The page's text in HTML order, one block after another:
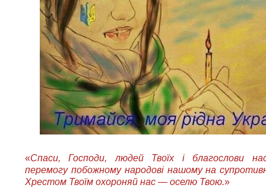
«Спаси, Господи, людей Твоїх і благослови
перемогу побожному народові нашому на
Хрестом Твоїм охороняй нас — оселю Твою.»